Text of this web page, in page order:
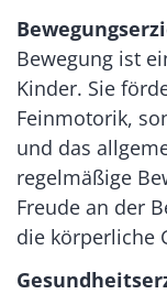
Bewegung ist
Kinder. Sie
Feinmotorik,
und das
regelmäßige
Freude an der
die körperliche